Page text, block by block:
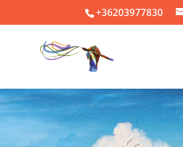
+36203977830